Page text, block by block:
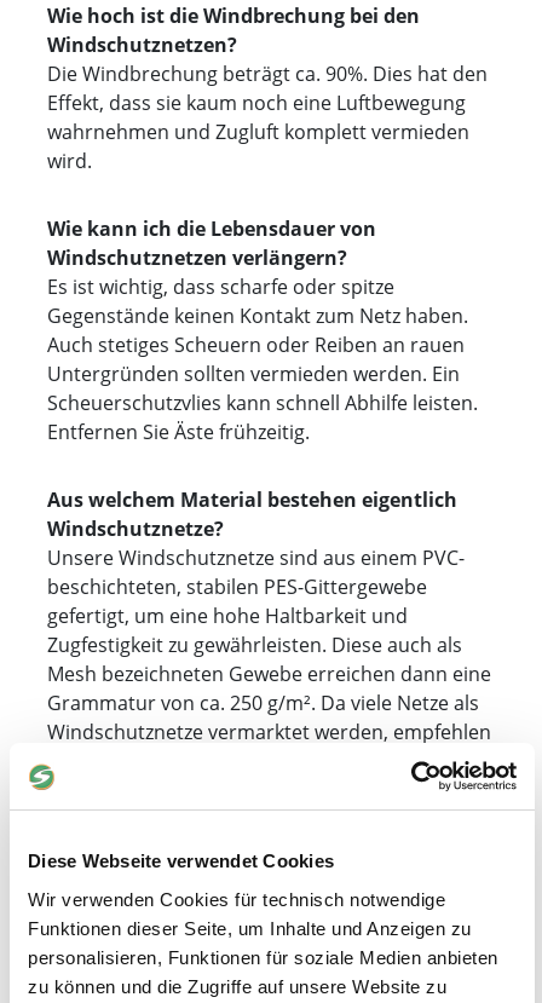
Diese Webseite verwendet Cookies
Wir verwenden Cookies für technisch notwendige
Funktionen dieser Seite, um Inhalte und Anzeigen zu
personalisieren, Funktionen für soziale Medien anbieten
zu können und die Zugriffe auf unsere Website zu
Wie hoch ist die Windbrechung bei den
Windschutznetzen?
Die Windbrechung beträgt ca. 90%. Dies hat den
Effekt, dass sie kaum noch eine Luftbewegung
wahrnehmen und Zugluft komplett vermieden
wird.
Wie kann ich die Lebensdauer von
Windschutznetzen verlängern?
Es ist wichtig, dass scharfe oder spitze
Gegenstände keinen Kontakt zum Netz haben.
Auch stetiges Scheuern oder Reiben an rauen
Untergründen sollten vermieden werden. Ein
Scheuerschutzvlies kann schnell Abhilfe leisten.
Entfernen Sie Äste frühzeitig.
Aus welchem Material bestehen eigentlich
Windschutznetze?
Unsere Windschutznetze sind aus einem PVC-
beschichteten, stabilen PES-Gittergewebe
gefertigt, um eine hohe Haltbarkeit und
Zugfestigkeit zu gewährleisten. Diese auch als
Mesh bezeichneten Gewebe erreichen dann eine
Grammatur von ca. 250 g/m². Da viele Netze als
Windschutznetze vermarktet werden, empfehlen
wir auf die Materialeigenschaften und
Grammatur zu achten. Einfachere Gewebe, z.B.
auch HDPE werden oftmals auch als
Windschutznetze angeboten, obwohl sie ihren
Sichtschutznetze haben.
Eignen sich Windschutznetze auch als